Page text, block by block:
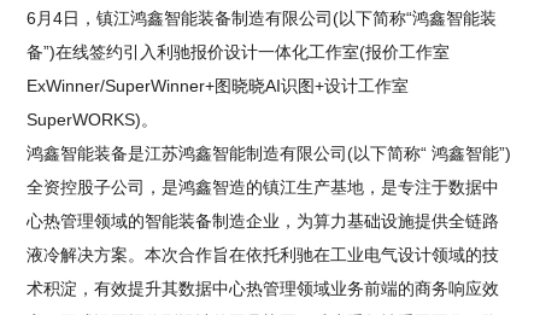
6月4日，镇江鸿鑫智能装备制造有限公司(以下简称“鸿鑫智能装
备”)在线签约引入利驰报价设计一体化工作室(报价工作室
ExWinner/SuperWinner+图晓晓AI识图+设计工作室
SuperWORKS)。
鸿鑫智能装备是江苏鸿鑫智能制造有限公司(以下简称“ 鸿鑫智能”)
全资控股子公司，是鸿鑫智造的镇江生产基地，是专注于数据中
心热管理领域的智能装备制造企业，为算力基础设施提供全链路
液冷解决方案。本次合作旨在依托利驰在工业电气设计领域的技
术积淀，有效提升其数据中心热管理领域业务前端的商务响应效